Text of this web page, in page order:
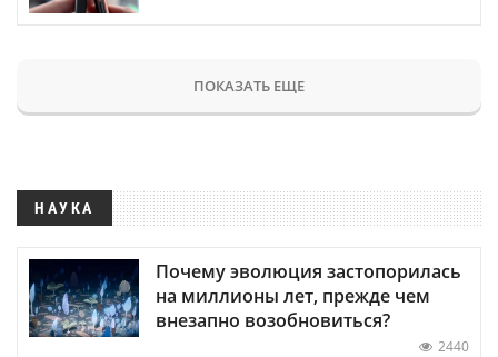
ПОКАЗАТЬ ЕЩЕ
НАУКА
Почему эволюция застопорилась
на миллионы лет, прежде чем
внезапно возобновиться?
2440